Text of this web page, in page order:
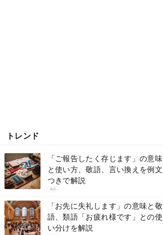
トレンド
「ご報告したく存じます」の意味
と使い方、敬語、言い換えを例文
つきで解説
敬語
「お先に失礼します」の意味と敬
語、類語「お疲れ様です」との使
い分けを解説